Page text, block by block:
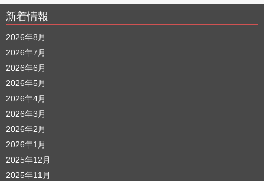
新着情報
2026年8月
2026年7月
2026年6月
2026年5月
2026年4月
2026年3月
2026年2月
2026年1月
2025年12月
2025年11月